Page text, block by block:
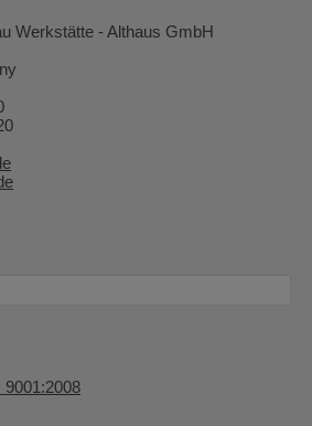
Werkstätte - Althaus GmbH